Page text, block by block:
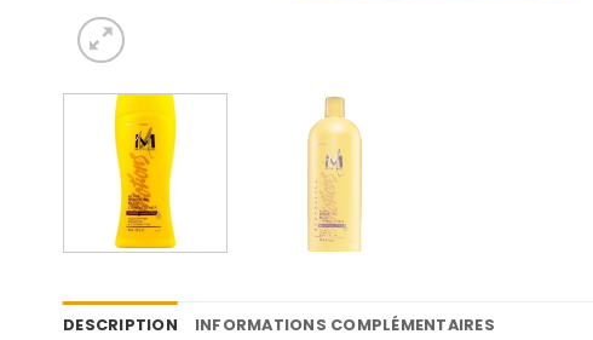
DESCRIPTION INFORMATIONS COMPLÉMENTAIRES